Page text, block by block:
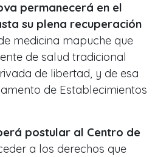
permanecerá en el
su plena recuperación
medicina mapuche que
de salud tradicional
de libertad, y de esa
de Establecimientos
postular al Centro de
a los derechos que